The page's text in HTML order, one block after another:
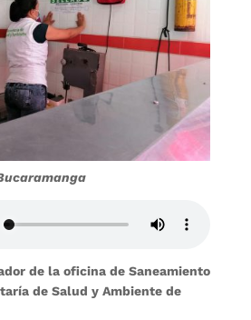
de la oficina de Saneamiento
de Salud y Ambiente de